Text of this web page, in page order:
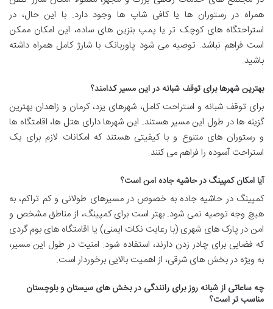
همراه در رستوران ها یا کافی شاپ ها وجود دارد. با این حال، در
استراحتگاه های کوچک تر یا پمپ بنزین های ساده، این امکان ممکن
است فراهم نباشد. توصیه می شود پاوربانک با شارژ کامل همراه داشته
باشید.
بهترین شهرها برای توقف شبانه در این مسیر کدامند؟
برای توقف شبانه و استراحت کامل، شهرهای یزد، کرمان و زاهدان بهترین
گزینه ها در طول این مسیر هستند. این شهرها دارای هتل ها، اقامتگاه ها
و رستوران های متنوع و با کیفیتی هستند که امکانات لازم برای یک
استراحت آسوده را فراهم می کنند.
آیا امکان کمپینگ در حاشیه جاده امن است؟
کمپینگ در حاشیه جاده به خصوص در مسیرهای طولانی و کم تراکم، به
هیچ وجه توصیه نمی شود. بهتر است برای کمپینگ، از مناطق مشخص و
امن در پارک های شهری (با رعایت نکات ایمنی) یا اقامتگاه های بوم گردی
که فضایی برای چادر زدن دارند، استفاده شود. امنیت در طول این مسیر،
به ویژه در بخش های شرقی، از اهمیت بالایی برخوردار است.
چه ساعاتی از شبانه روز برای رانندگی در بخش های سیستان و بلوچستان
مناسب تر است؟